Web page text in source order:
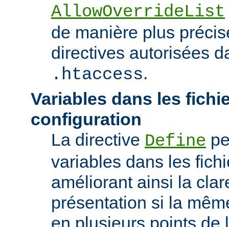
AllowOverrideList
de manière plus
directives autorisées
.htaccess.
Variables dans les
configuration
La directive Define
variables dans les
améliorant ainsi la
présentation si la
en plusieurs points de